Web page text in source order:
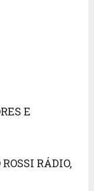
E
RÁDIO,